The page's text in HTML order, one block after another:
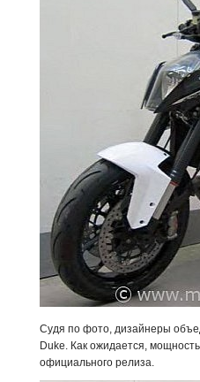
Судя по фото, дизайнеры
Duke. Как ожидается,
официального релиза.